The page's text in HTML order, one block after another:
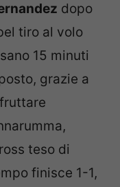
dopo
tiro al volo
15 minuti
grazie a
teso di
finisce 1-1,